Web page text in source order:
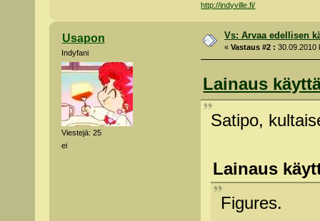
http://indyville.fi/
Usapon
Indyfani
Viestejä: 25
ei
Vs: Arvaa edellisen
«Vastaus #2 : 30.09.2010
Lainaus
Satipo,
Lainaus
Figures.